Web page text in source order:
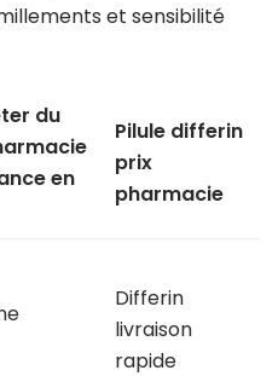
et sensibilité
du
en
Pilule differin
prix
pharmacie
Differin
livraison
rapide